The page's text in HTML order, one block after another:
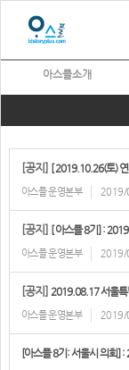
아스플소개
[공지] [ 2019.10.26(토)
아스플 운영본부 2019/
[공지] [ 아스플 8기] :
아스플 운영본부 2019/
[공지] 2019.08.17 서울
아스플 운영본부 2019/
[아스플 8기: 서울시 의회]